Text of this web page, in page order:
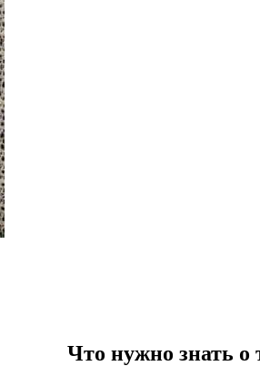
Что нужно знать о